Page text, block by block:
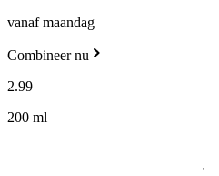
vanaf maandag
Combineer nu
2.99
200 ml